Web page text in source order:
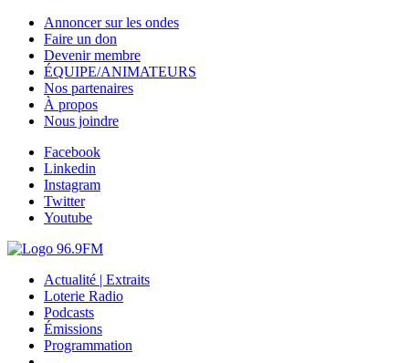
Annoncer sur les ondes
Faire un don
Devenir membre
ÉQUIPE/ANIMATEURS
Nos partenaires
À propos
Nous joindre
Facebook
Linkedin
Instagram
Twitter
Youtube
Actualité | Extraits
Loterie Radio
Podcasts
Émissions
Programmation